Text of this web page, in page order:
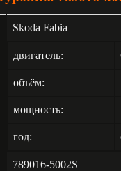
Skoda Fabia
двигатель:
объём:
мощность:
год:
789016-5002S